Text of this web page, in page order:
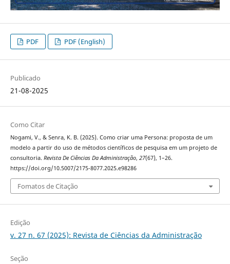
PDF PDF (English)
Publicado
21-08-2025
Como Citar
Nogami, V., & Senra, K. B. (2025). Como criar uma Persona: proposta de um
modelo a partir do uso de métodos científicos de pesquisa em um projeto de
consultoria. Revista De Ciências Da Administração, 27(67), 1–26.
https://doi.org/10.5007/2175-8077.2025.e98286
Fomatos de Citação
Edição
v. 27 n. 67 (2025): Revista de Ciências da Administração
Seção